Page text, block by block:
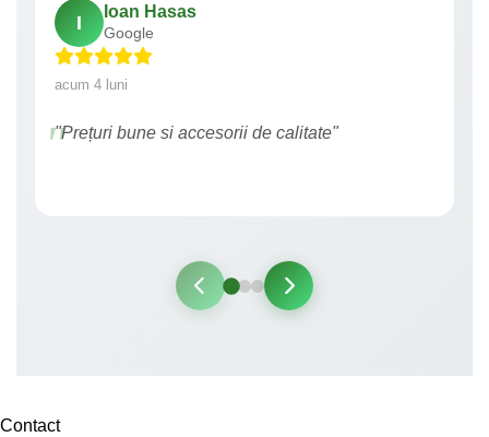
I
Ioan Hasas
Google
acum 4 luni
"Prețuri bune si accesorii de calitate"
Contact